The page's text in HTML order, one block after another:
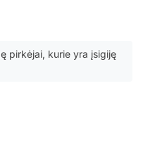
pirkėjai, kurie yra įsigiję